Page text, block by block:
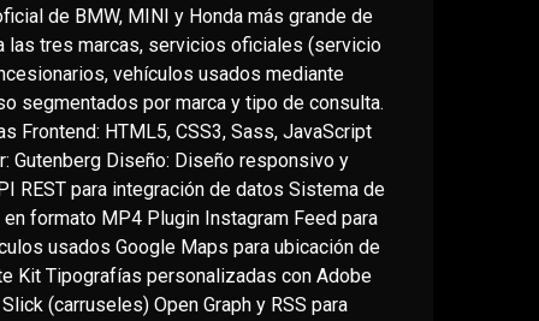
de BMW, MINI y Honda más grande de
las tres marcas, servicios oficiales (servicio
vehículos usados mediante
segmentados por marca y tipo de consulta.
Frontend: HTML5, CSS3, Sass, JavaScript
Gutenberg Diseño: Diseño responsivo y
REST para integración de datos Sistema de
formato MP4 Plugin Instagram Feed para
usados Google Maps para ubicación de
Kit Tipografías personalizadas con Adobe
(carruseles) Open Graph y RSS para